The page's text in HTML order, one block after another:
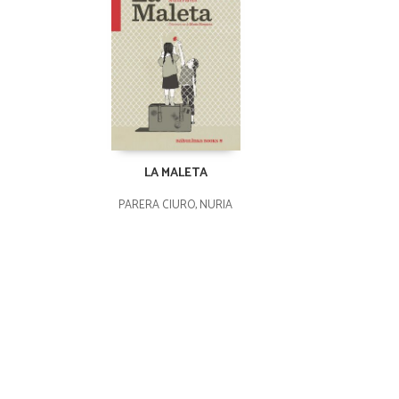
LA MALETA
PARERA CIURÓ, NÚRIA